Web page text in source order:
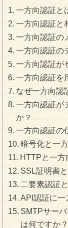
一方向認証と
一方向認証と
一方向認証の
一方向認証の
一方向認証が
一方向認証を
なぜ一方向認
一方向認証が
か？
一方向認証の
暗号化と一
HTTPと一方
SSL証明書
二要素認証
API認証に一
SMTPサー
は何ですか？